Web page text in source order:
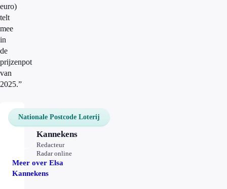
euro)
telt
mee
in
de
prijzenpot
van
2025.”
Elsa
Kannekens
Redacteur
Radar online
Meer over Elsa
Kannekens
Nationale Postcode Loterij